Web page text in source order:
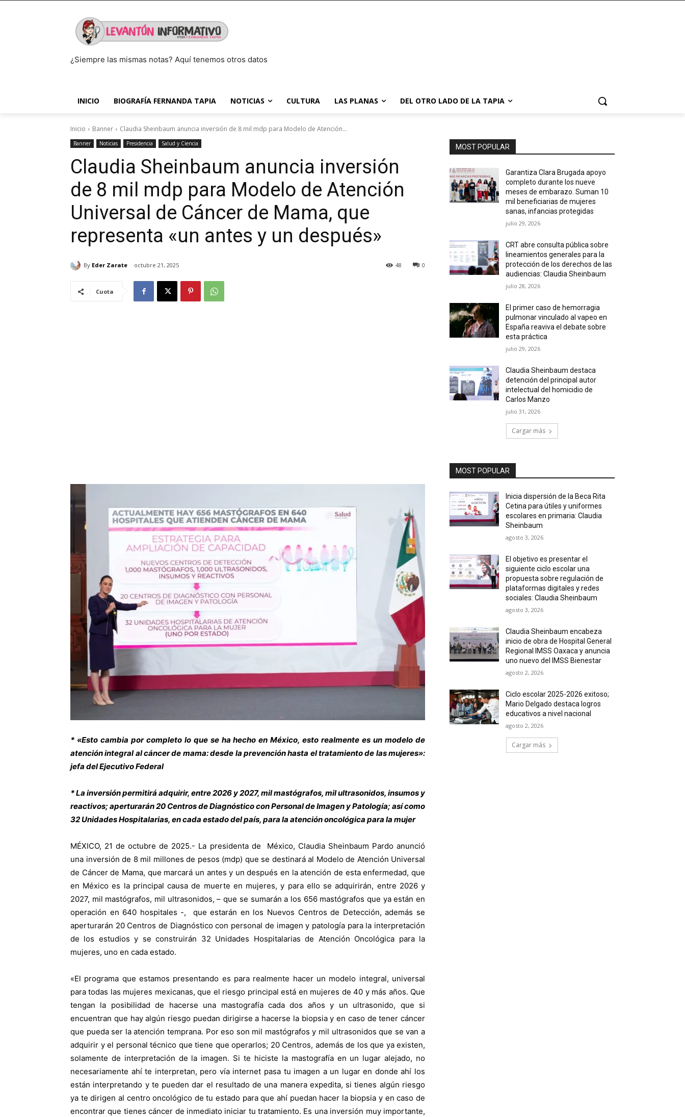
¿Siempre las mismas notas? Aquí tenemos otros datos
INICIO BIOGRAFÍA FERNANDA TAPIA NOTICIAS CULTURA LAS PLANAS DEL OTRO LADO DE LA TAPIA
Inicio Banner Claudia Sheinbaum anuncia inversión de 8 mil mdp para Modelo de Atención...
Banner Noticias Presidencia Salud y Ciencia
Claudia Sheinbaum anuncia inversión
de 8 mil mdp para Modelo de Atención
Universal de Cáncer de Mama, que
representa «un antes y un después»
By Eder Zarate octubre 21, 2025 0
48
Cuota
* «Esto cambia por completo lo que se ha hecho en México, esto realmente es un modelo de
atención integral al cáncer de mama: desde la prevención hasta el tratamiento de las mujeres»:
jefa del Ejecutivo Federal
* La inversión permitirá adquirir, entre 2026 y 2027, mil mastógrafos, mil ultrasonidos, insumos y
reactivos; aperturarán 20 Centros de Diagnóstico con Personal de Imagen y Patología; así como
32 Unidades Hospitalarias, en cada estado del país, para la atención oncológica para la mujer
MÉXICO, 21 de octubre de 2025.- La presidenta de México, Claudia Sheinbaum Pardo anunció
una inversión de 8 mil millones de pesos (mdp) que se destinará al Modelo de Atención Universal
de Cáncer de Mama, que marcará un antes y un después en la atención de esta enfermedad, que
en México es la principal causa de muerte en mujeres, y para ello se adquirirán, entre 2026 y
2027, mil mastógrafos, mil ultrasonidos, – que se sumarán a los 656 mastógrafos que ya están en
operación en 640 hospitales -, que estarán en los Nuevos Centros de Detección, además se
aperturarán 20 Centros de Diagnóstico con personal de imagen y patología para la interpretación
de los estudios y se construirán 32 Unidades Hospitalarias de Atención Oncológica para la
mujeres, uno en cada estado.
«El programa que estamos presentando es para realmente hacer un modelo integral, universal
para todas las mujeres mexicanas, que el riesgo principal está en mujeres de 40 y más años. Que
tengan la posibilidad de hacerse una mastografía cada dos años y un ultrasonido, que si
encuentran que hay algún riesgo puedan dirigirse a hacerse la biopsia y en caso de tener cáncer
que pueda ser la atención temprana. Por eso son mil mastógrafos y mil ultrasonidos que se van a
adquirir y el personal técnico que tiene que operarlos; 20 Centros, además de los que ya existen,
solamente de interpretación de la imagen. Si te hiciste la mastografía en un lugar alejado, no
necesariamente ahí te interpretan, pero vía internet pasa tu imagen a un lugar en donde ahí los
están interpretando y te pueden dar el resultado de una manera expedita, si tienes algún riesgo
ya te dirigen al centro oncológico de tu estado para que ahí puedan hacer la biopsia y en caso de
encontrar que tienes cáncer de inmediato iniciar tu tratamiento. Es una inversión muy importante,
MOST POPULAR
Garantiza Clara Brugada apoyo
completo durante los nueve
meses de embarazo. Suman 10
mil beneficiarias de mujeres
sanas, infancias protegidas
julio 29, 2026
CRT abre consulta pública sobre
lineamientos generales para la
protección de los derechos de las
audiencias: Claudia Sheinbaum
julio 28, 2026
El primer caso de hemorragia
pulmonar vinculado al vapeo en
España reaviva el debate sobre
esta práctica
julio 29, 2026
Claudia Sheinbaum destaca
detención del principal autor
intelectual del homicidio de
Carlos Manzo
julio 31, 2026
Cargar más
MOST POPULAR
Inicia dispersión de la Beca Rita
Cetina para útiles y uniformes
escolares en primaria: Claudia
Sheinbaum
agosto 3, 2026
El objetivo es presentar el
siguiente ciclo escolar una
propuesta sobre regulación de
plataformas digitales y redes
sociales: Claudia Sheinbaum
agosto 3, 2026
Claudia Sheinbaum encabeza
inicio de obra de Hospital General
Regional IMSS Oaxaca y anuncia
uno nuevo del IMSS Bienestar
agosto 2, 2026
Ciclo escolar 2025-2026 exitoso;
Mario Delgado destaca logros
educativos a nivel nacional
agosto 2, 2026
Cargar más